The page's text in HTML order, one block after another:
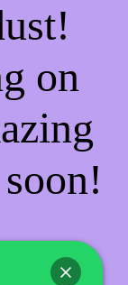
on